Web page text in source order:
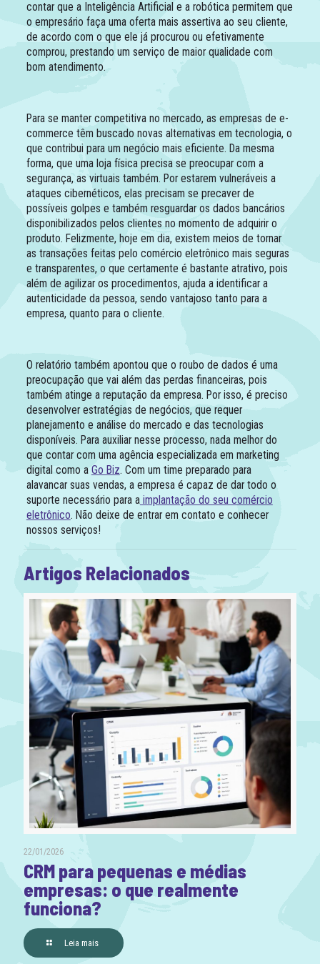
contar que a Inteligência Artificial e a robótica permitem que
o empresário faça uma oferta mais assertiva ao seu cliente,
de acordo com o que ele já procurou ou efetivamente
comprou, prestando um serviço de maior qualidade com
bom atendimento.
Para se manter competitiva no mercado, as empresas de e-
commerce têm buscado novas alternativas em tecnologia, o
que contribui para um negócio mais eficiente. Da mesma
forma, que uma loja física precisa se preocupar com a
segurança, as virtuais também. Por estarem vulneráveis a
ataques cibernéticos, elas precisam se precaver de
possíveis golpes e também resguardar os dados bancários
disponibilizados pelos clientes no momento de adquirir o
produto. Felizmente, hoje em dia, existem meios de tornar
as transações feitas pelo comércio eletrônico mais seguras
e transparentes, o que certamente é bastante atrativo, pois
além de agilizar os procedimentos, ajuda a identificar a
autenticidade da pessoa, sendo vantajoso tanto para a
empresa, quanto para o cliente.
O relatório também apontou que o roubo de dados é uma
preocupação que vai além das perdas financeiras, pois
também atinge a reputação da empresa. Por isso, é preciso
desenvolver estratégias de negócios, que requer
planejamento e análise do mercado e das tecnologias
disponíveis. Para auxiliar nesse processo, nada melhor do
que contar com uma agência especializada em marketing
digital como a Go Biz. Com um time preparado para
alavancar suas vendas, a empresa é capaz de dar todo o
suporte necessário para aimplantação do seu comércio
eletrônico. Não deixe de entrar em contato e conhecer
nossos serviços!
Artigos Relacionados
22/01/2026
CRM para pequenas e médias
empresas: o que realmente
funciona?
Leia mais